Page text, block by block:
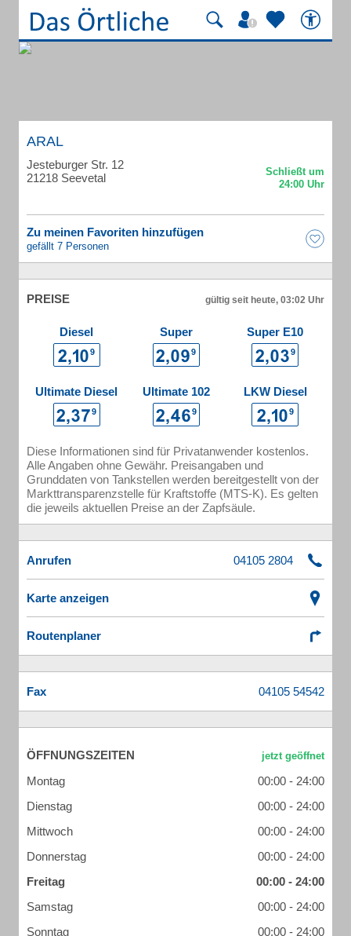
ARAL
Jesteburger Str. 12
21218 Seevetal
Zu meinen Favoriten hinzufügen
gefällt 7 Personen
PREISE gültig seit heute, 03:02 Uhr
Diesel Super Super E10
Ultimate Diesel Ultimate 102 LKW Diesel
Diese Informationen sind für Privatanwender kostenlos.
Alle Angaben ohne Gewähr. Preisangaben und
Grunddaten von Tankstellen werden bereitgestellt von der
Markttransparenzstelle für Kraftstoffe (MTS-K). Es gelten
die jeweils aktuellen Preise an der Zapfsäule.
Anrufen
Karte anzeigen
Routenplaner
Fax
ÖFFNUNGSZEITEN
Montag
00:00 - 24:00
Dienstag
00:00 - 24:00
Mittwoch
00:00 - 24:00
Donnerstag
00:00 - 24:00
Freitag
00:00 - 24:00
Samstag
00:00 - 24:00
Sonntag
00:00 - 24:00